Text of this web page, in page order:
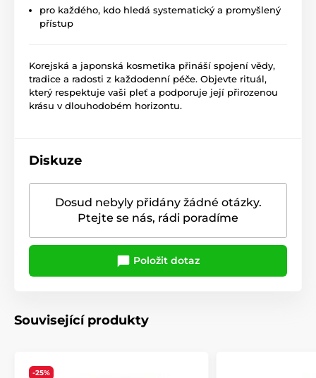
pro každého, kdo hledá systematický a promyšlený
přístup
Korejská a japonská kosmetika přináší spojení vědy,
tradice a radosti z každodenní péče. Objevte rituál,
který respektuje vaši pleť a podporuje její přirozenou
krásu v dlouhodobém horizontu.
Diskuze
Dosud nebyly přidány žádné otázky.
Ptejte se nás, rádi poradíme
Položit dotaz
Související produkty
-25%